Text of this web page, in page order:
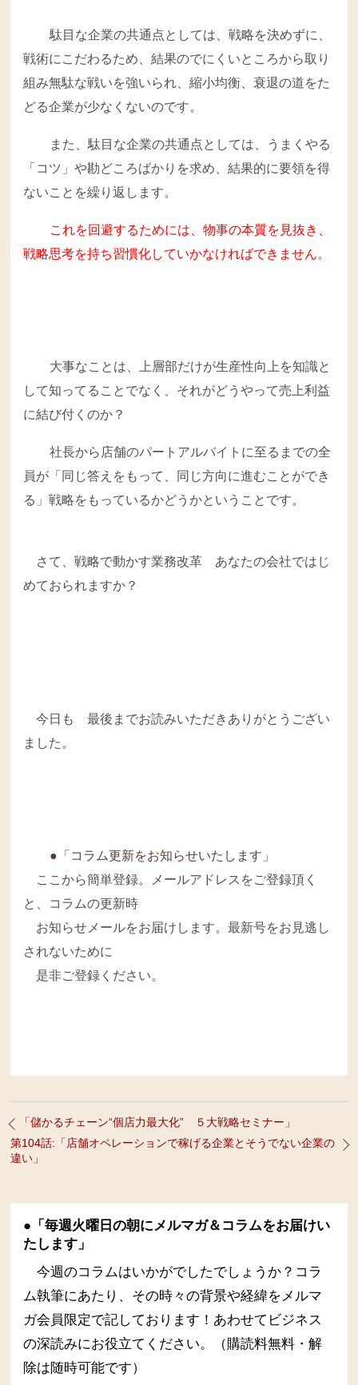
駄目な企業の共通点としては、戦略を決めずに、
戦術にこだわるため、結果のでにくいところから取り
組み無駄な戦いを強いられ、縮小均衡、衰退の道をた
どる企業が少なくないのです。
また、駄目な企業の共通点としては、うまくやる
「コツ」や勘どころばかりを求め、結果的に要領を得
ないことを繰り返します。
これを回避するためには、物事の本質を見抜き、
戦略思考を持ち習慣化していかなければできません。
大事なことは、上層部だけが生産性向上を知識と
して知ってることでなく、それがどうやって売上利益
に結び付くのか？
社長から店舗のパートアルバイトに至るまでの全
員が「同じ答えをもって、同じ方向に進むことができ
る」戦略をもっているかどうかということです。
さて、戦略で動かす業務改革 あなたの会社ではじ
めておられますか？
今日も 最後までお読みいただきありがとうござい
ました。
●「コラム更新をお知らせいたします」
ここから簡単登録。メールアドレスをご登録頂く
と、コラムの更新時
お知らせメールをお届けします。最新号をお見逃し
されないために
是非ご登録ください。
「儲かるチェーン“個店力最大化” ５大戦略セミナー」
第104話:「店舗オペレーションで稼げる企業とそうでない企業の
違い」
●「毎週火曜日の朝にメルマガ＆コラムをお届けい
たします」
今週のコラムはいかがでしたでしょうか？コラ
ム執筆にあたり、その時々の背景や経緯をメルマ
ガ会員限定で記しております！あわせてビジネス
の深読みにお役立てください。（購読料無料・解
除は随時可能です）